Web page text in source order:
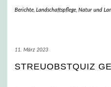
Berichte Landschaftspflege Natur und
11. März 2023
STREUOBSTQUIZ